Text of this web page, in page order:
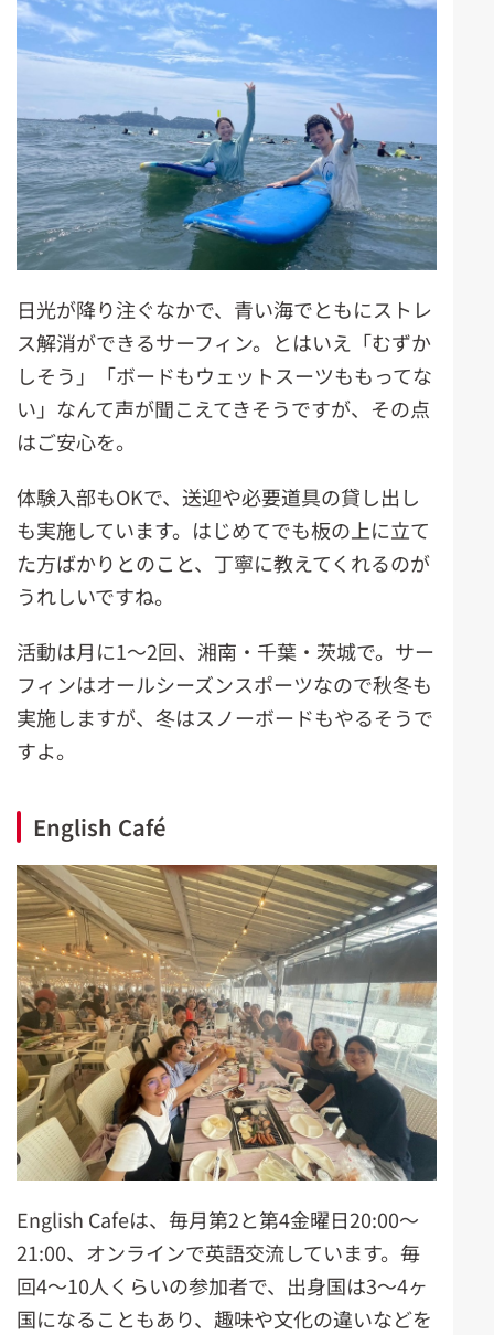
日光が降り注ぐなかで、青い海でともにストレ
ス解消ができるサーフィン。とはいえ「むずか
しそう」「ボードもウェットスーツももってな
い」なんて声が聞こえてきそうですが、その点
はご安心を。
体験入部もOKで、送迎や必要道具の貸し出し
も実施しています。はじめてでも板の上に立て
た方ばかりとのこと、丁寧に教えてくれるのが
うれしいですね。
活動は月に1～2回、湘南・千葉・茨城で。サー
フィンはオールシーズンスポーツなので秋冬も
実施しますが、冬はスノーボードもやるそうで
すよ。
English Café
English Cafeは、毎月第2と第4金曜日20:00～
21:00、オンラインで英語交流しています。毎
回4～10人くらいの参加者で、出身国は3～4ヶ
国になることもあり、趣味や文化の違いなどを